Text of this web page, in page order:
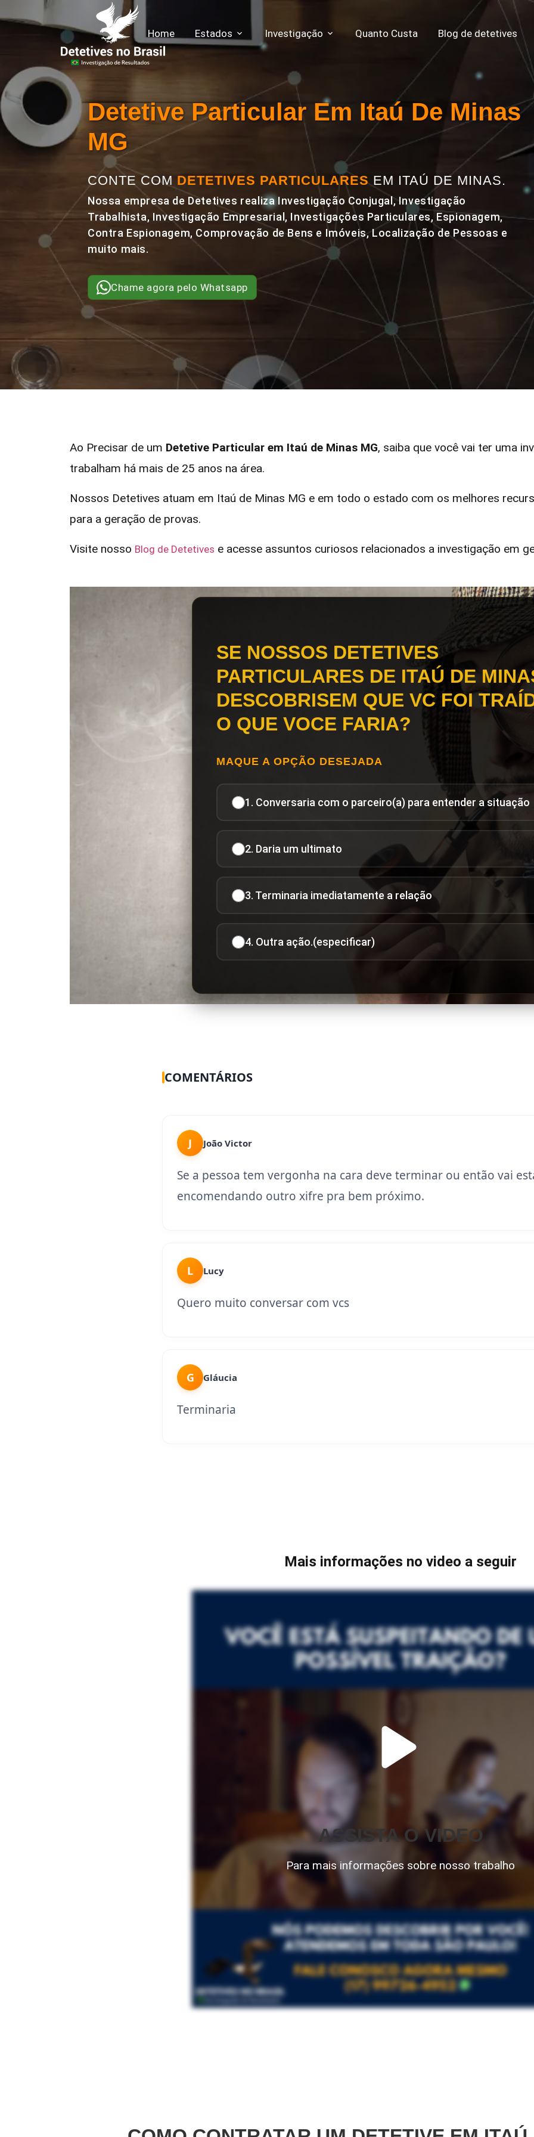
Home Estados Investigação Quanto Custa Blog de detetives
Detetive Particular Em Itaú De Minas
MG
CONTE COM DETETIVES PARTICULARESEM ITAÚ DE MINAS.
Nossa empresa de Detetives realiza Investigação Conjugal, Investigação
Trabalhista, Investigação Empresarial, Investigações Particulares, Espionagem,
Contra Espionagem, Comprovação de Bens e Imóveis, Localização de Pessoas e
muito mais.
Chame agora pelo Whatsapp
Ao Precisar de um Detetive Particular em Itaú de Minas MG, saiba que você vai ter uma
trabalham há mais de 25 anos na área.
Nossos Detetives atuam em Itaú de Minas MG e em todo o estado com os melhores
para a geração de provas.
Visite nosso Blog de Detetives e acesse assuntos curiosos relacionados a investigação em
SE NOSSOS DETETIVES
PARTICULARES DE ITAÚ DE
DESCOBRISEM QUE VC FOI
O QUE VOCE FARIA?
MAQUE A OPÇÃO DESEJADA
1. Conversaria com o parceiro(a) para entender a situação
2. Daria um ultimato
3. Terminaria imediatamente a relação
4. Outra ação.(especificar)
COMENTÁRIOS
J João Victor
Se a pessoa tem vergonha na cara deve terminar ou então vai
encomendando outro xifre pra bem próximo.
L Lucy
Quero muito conversar com vcs
G Gláucia
Terminaria
Mais informações no video a seguir
ASSISTA O VIDEO
Para mais informações sobre nosso trabalho